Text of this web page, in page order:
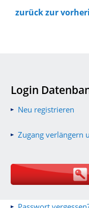
zurück zur
Login
Neu registrieren
Zugang verlängern